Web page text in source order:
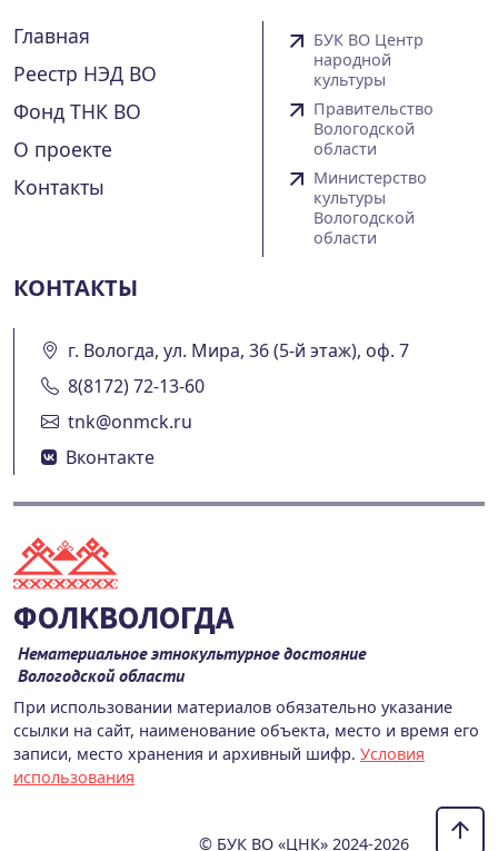
Главная
Реестр НЭД ВО
Фонд ТНК ВО
О проекте
Контакты
БУК ВО Центр
народной
культуры
Правительство
Вологодской
области
Министерство
культуры
Вологодской
области
КОНТАКТЫ
г. Вологда, ул. Мира, 36 (5-й этаж), оф. 7
8(8172) 72-13-60
tnk@onmck.ru
Вконтакте
ФОЛКВОЛОГДА
Нематериальное этнокультурное достояние
Вологодской области
При использовании материалов обязательно указание
ссылки на сайт, наименование объекта, место и время его
записи, место хранения и архивный шифр. Условия
использования
© БУК ВО «ЦНК» 2024-2026